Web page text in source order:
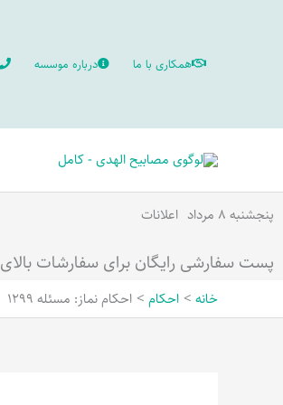
همکاری با ما درباره موسسه
پنجشنبه ۸ مرداد اعلانات
پست سفارشی رایگان برای سفارشات بالای ۳۰۰.۰۰۰ تومان
خانه احکام احکام نماز: مسئله 1299